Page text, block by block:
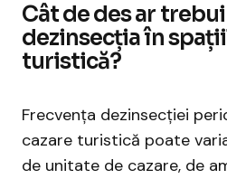
Cât de des ar trebui
dezinsecția în
turistică?
Frecvența dezinsecției
cazare turistică poate
de unitate de cazare, de